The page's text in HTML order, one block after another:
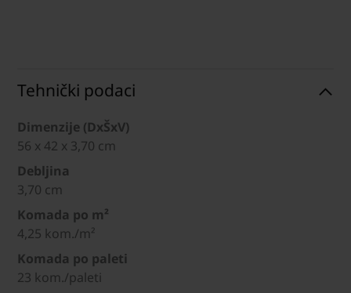
Tehnički podaci
Dimenzije (DxŠxV)
56 x 42 x 3,70 cm
Debljina
3,70 cm
Komada po m²
4,25 kom./m²
Komada po paleti
23 kom./paleti